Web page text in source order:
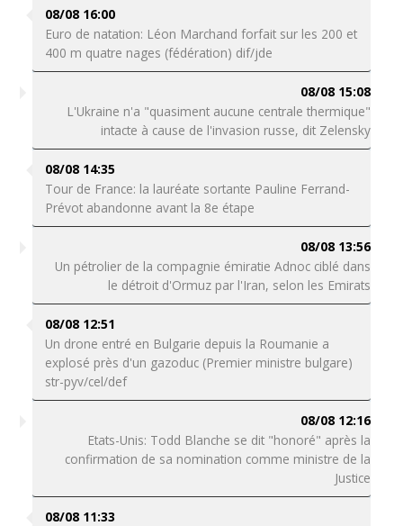
08/08 16:00
Euro de natation: Léon Marchand forfait sur les 200 et
400 m quatre nages (fédération) dif/jde
08/08 15:08
L'Ukraine n'a "quasiment aucune centrale thermique"
intacte à cause de l'invasion russe, dit Zelensky
08/08 14:35
Tour de France: la lauréate sortante Pauline Ferrand-
Prévot abandonne avant la 8e étape
08/08 13:56
Un pétrolier de la compagnie émiratie Adnoc ciblé dans
le détroit d'Ormuz par l'Iran, selon les Emirats
08/08 12:51
Un drone entré en Bulgarie depuis la Roumanie a
explosé près d'un gazoduc (Premier ministre bulgare)
str-pyv/cel/def
08/08 12:16
Etats-Unis: Todd Blanche se dit "honoré" après la
confirmation de sa nomination comme ministre de la
Justice
08/08 11:33